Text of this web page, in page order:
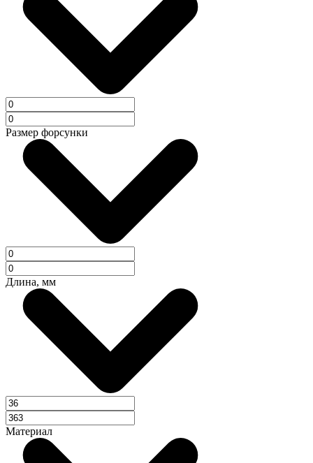
Размер форсунки
Длина, мм
Материал